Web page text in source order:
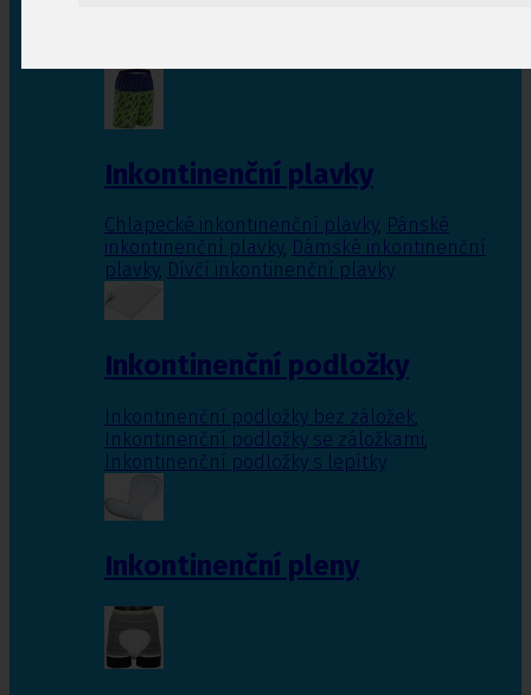
Inkontinenční plavky
Chlapecké inkontinenční plavky, Pánské
inkontinenční plavky, Dámské inkontinenční
plavky, Dívčí inkontinenční plavky
Inkontinenční podložky
Inkontinenční podložky bez záložek,
Inkontinenční podložky se záložkami,
Inkontinenční podložky s lepítky
Inkontinenční pleny